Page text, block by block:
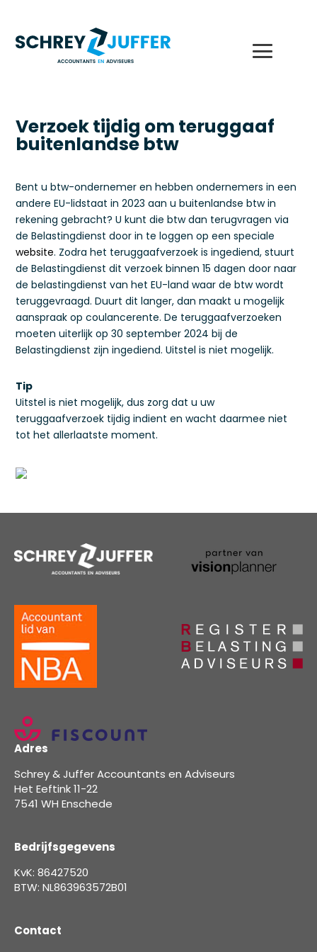
Verzoek tijdig om teruggaaf
buitenlandse btw
Bent u btw-ondernemer en hebben ondernemers in een
andere EU-lidstaat in 2023 aan u buitenlandse btw in
rekening gebracht? U kunt die btw dan terugvragen via
de Belastingdienst door in te loggen op een speciale
website. Zodra het teruggaafverzoek is ingediend, stuurt
de Belastingdienst dit verzoek binnen 15 dagen door naar
de belastingdienst van het EU-land waar de btw wordt
teruggevraagd. Duurt dit langer, dan maakt u mogelijk
aanspraak op coulancerente. De teruggaafverzoeken
moeten uiterlijk op 30 september 2024 bij de
Belastingdienst zijn ingediend. Uitstel is niet mogelijk.
Tip
Uitstel is niet mogelijk, dus zorg dat u uw
teruggaafverzoek tijdig indient en wacht daarmee niet
tot het allerlaatste moment.
Adres
Schrey & Juffer Accountants en Adviseurs
Het Eeftink 11-22
7541 WH Enschede
Bedrijfsgegevens
KvK: 86427520
BTW: NL863963572B01
Contact